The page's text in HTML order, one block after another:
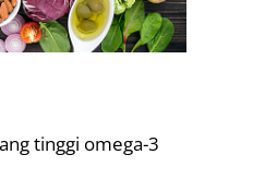
tinggi omega-3